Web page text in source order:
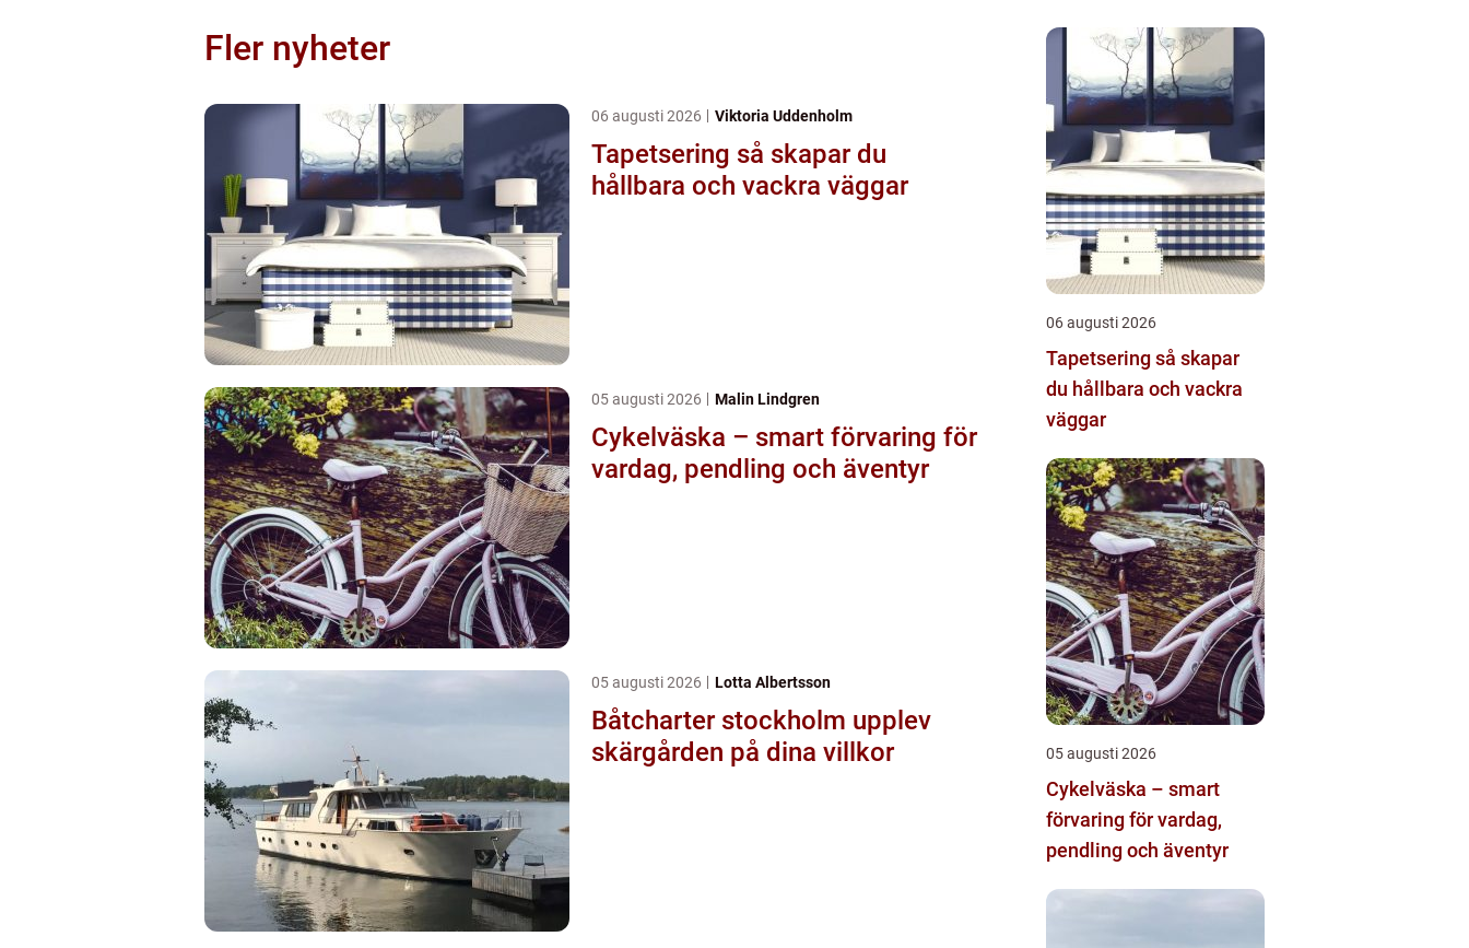
Fler nyheter
06 augusti 2026 Viktoria Uddenholm
Tapetsering så skapar du
hållbara och vackra väggar
05 augusti 2026 Malin Lindgren
Cykelväska – smart förvaring för
vardag, pendling och äventyr
05 augusti 2026 Lotta Albertsson
Båtcharter stockholm upplev
skärgården på dina villkor
06 augusti 2026
Tapetsering så skapar
du hållbara och vackra
väggar
05 augusti 2026
Cykelväska – smart
förvaring för vardag,
pendling och äventyr